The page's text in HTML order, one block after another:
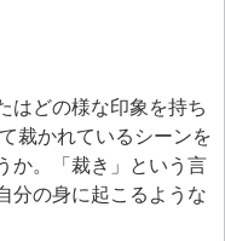
はどの様な印象を持ち
裁かれているシーンを
か。「裁き」という言
分の身に起こるような